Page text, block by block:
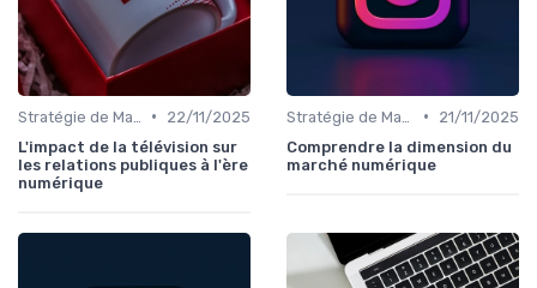
•
22/11/2025
L'impact de la télévision sur
les relations publiques à l'ère
numérique
•
21/11/2025
Comprendre la dimension du
marché numérique